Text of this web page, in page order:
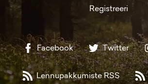
Registreeri
Facebook Twitter
Lennupakkumiste RSS